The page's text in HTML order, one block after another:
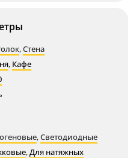
,Стена
, Кафе
,Светодиодные
,Для натяжных